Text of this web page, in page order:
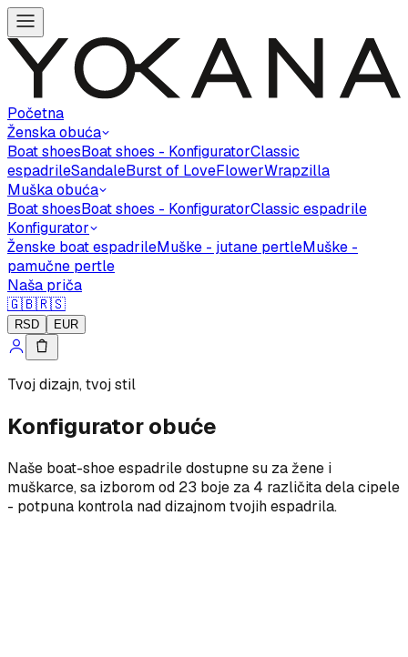
Početna
Ženska obuća
Boat shoesBoat shoes - KonfiguratorClassic
espadrileSandaleBurst of LoveFlowerWrapzilla
Muška obuća
Boat shoesBoat shoes - KonfiguratorClassic espadrile
Konfigurator
Ženske boat espadrileMuške - jutane pertleMuške -
pamučne pertle
Naša priča
🇬🇧🇷🇸
RSD EUR
Tvoj dizajn, tvoj stil
Konfigurator obuće
Naše boat-shoe espadrile dostupne su za žene i
muškarce, sa izborom od 23 boje za 4 različita dela cipele
- potpuna kontrola nad dizajnom tvojih espadrila.